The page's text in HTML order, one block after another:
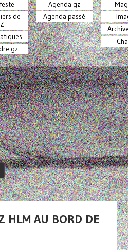
de
gz
Agenda gz
Agenda passé
HLM AU BORD DE